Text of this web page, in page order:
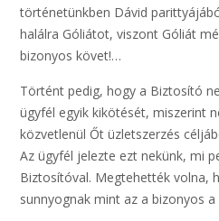
történetünkben Dávid
halálra Góliátot, viszont Góliát
bizonyos követ!…
Történt pedig, hogy a Biztosító
ügyfél egyik kikötését, miszerint
közvetlenül Őt üzletszerzés
Az ügyfél jelezte ezt nekünk, mi
Biztosítóval. Megtehették volna,
sunnyognak mint az a bizonyos